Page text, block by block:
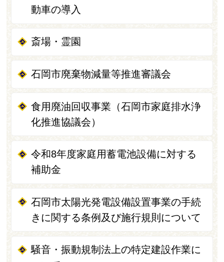
動車の導入
斎場・霊園
石岡市廃棄物減量等推進審議会
食用廃油回収事業（石岡市家庭排水浄
化推進協議会）
令和8年度家庭用蓄電池設備に対する
補助金
石岡市太陽光発電設備設置事業の手続
きに関する条例及び施行規則について
騒音・振動規制法上の特定建設作業に